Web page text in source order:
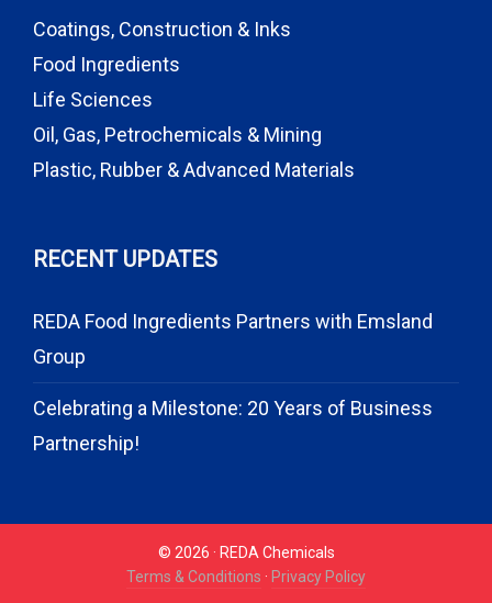
Coatings, Construction & Inks
Food Ingredients
Life Sciences
Oil, Gas, Petrochemicals & Mining
Plastic, Rubber & Advanced Materials
RECENT UPDATES
REDA Food Ingredients Partners with Emsland
Group
Celebrating a Milestone: 20 Years of Business
Partnership!
© 2026 · REDA Chemicals
Terms & Conditions · Privacy Policy